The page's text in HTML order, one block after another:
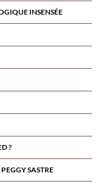
INSENSÉE
?
SASTRE